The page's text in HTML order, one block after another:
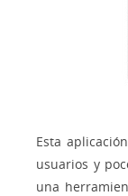
Esta
usuarios y
una